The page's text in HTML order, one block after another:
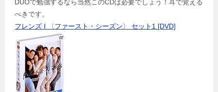
DUOで勉強するなら当然このCDは必要でしょう！耳で覚える
べきです。
フレンズ I 〈ファースト・シーズン〉 セット1 [DVD]